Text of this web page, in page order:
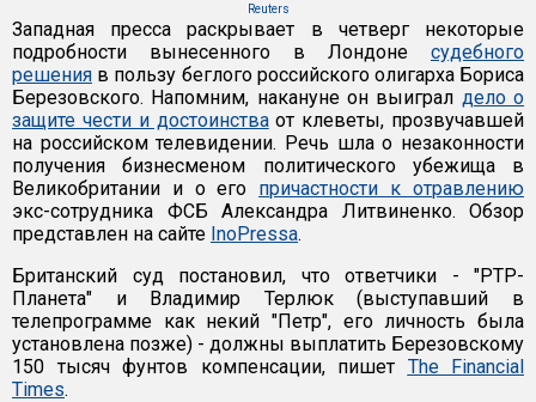
Reuters
Западная пресса раскрывает в четверг некоторые
подробности вынесенного в Лондоне судебного
решения в пользу беглого российского олигарха Бориса
Березовского. Напомним, накануне он выиграл дело о
защите чести и достоинстваот клеветы, прозвучавшей
на российском телевидении. Речь шла о незаконности
получения бизнесменом политического убежища в
Великобритании и о его причастности к отравлению
экс-сотрудника ФСБ Александра Литвиненко. Обзор
представлен на сайте InoPressa.
Британский суд постановил, что ответчики - "РТР-
Планета" и Владимир Терлюк (выступавший в
телепрограмме как некий "Петр", его личность была
установлена позже) - должны выплатить Березовскому
150 тысяч фунтов компенсации, пишет The Financial
Times.